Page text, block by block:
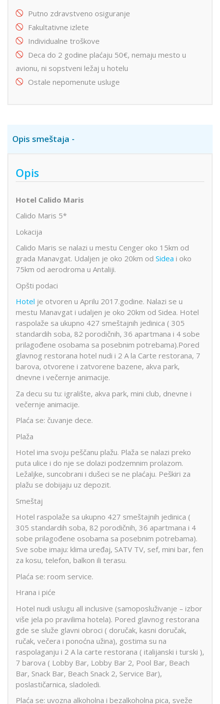
Putno zdravstveno osiguranje
Fakultativne izlete
Individualne troškove
Deca do 2 godine plaćaju 50€, nemaju mesto u
avionu, ni sopstveni ležaj u hotelu
Ostale nepomenute usluge
Opis smeštaja
Opis
Hotel Calido Maris
Calido Maris 5*
Lokacija
Calido Maris se nalazi u mestu Cenger oko 15km od
grada Manavgat. Udaljen je oko 20km od Sidea i oko
75km od aerodroma u Antaliji.
Opšti podaci
Hotel je otvoren u Aprilu 2017.godine. Nalazi se u
mestu Manavgat i udaljen je oko 20km od Sidea. Hotel
raspolaže sa ukupno 427 smeštajnih jedinica ( 305
standardih soba, 82 porodičnih, 36 apartmana i 4 sobe
prilagođene osobama sa posebnim potrebama).Pored
glavnog restorana hotel nudi i 2 A la Carte restorana, 7
barova, otvorene i zatvorene bazene, akva park,
dnevne i večernje animacije.
Za decu su tu: igralište, akva park, mini club, dnevne i
večernje animacije.
Plaća se: čuvanje dece.
Plaža
Hotel ima svoju peščanu plažu. Plaža se nalazi preko
puta ulice i do nje se dolazi podzemnim prolazom.
Ležaljke, suncobrani i dušeci se ne plaćaju. Peškiri za
plažu se dobijaju uz depozit.
Smeštaj
Hotel raspolaže sa ukupno 427 smeštajnih jedinica (
305 standardih soba, 82 porodičnih, 36 apartmana i 4
sobe prilagođene osobama sa posebnim potrebama).
Sve sobe imaju: klima uređaj, SATV TV, sef, mini bar, fen
za kosu, telefon, balkon ili terasu.
Plaća se: room service.
Hrana i piće
Hotel nudi uslugu all inclusive (samoposluživanje – izbor
više jela po pravilima hotela). Pored glavnog restorana
gde se služe glavni obroci ( doručak, kasni doručak,
ručak, večera i ponoćna užina), gostima su na
raspolaganju i 2 A la carte restorana ( italijanski i turski ),
7 barova ( Lobby Bar, Lobby Bar 2, Pool Bar, Beach
Bar, Snack Bar, Beach Snack 2, Service Bar),
poslastičarnica, sladoledi.
Plaća se: uvozna alkoholna i bezalkoholna pica, sveže